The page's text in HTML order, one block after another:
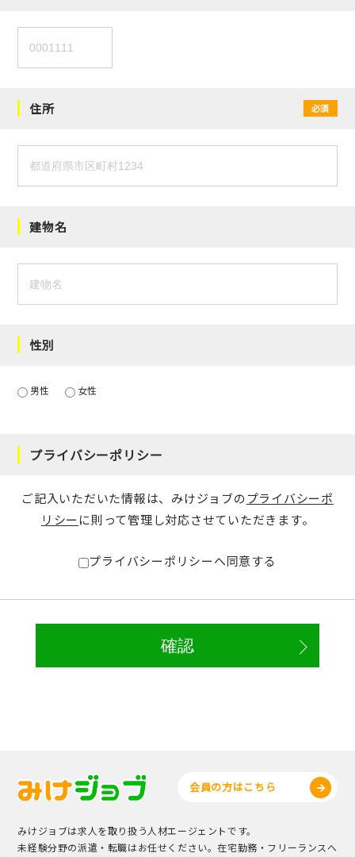
住所 必須
建物名
性別
男性 女性
プライバシーポリシー
ご記入いただいた情報は、みけジョブのプライバシーポ
リシー に則って管理し対応させていただきます。
プライバシーポリシーへ同意する
会員の方はこちら
みけジョブは求人を取り扱う人材エージェントです。
未経験分野の派遣・転職はお任せください。在宅勤務・フリーランスへ